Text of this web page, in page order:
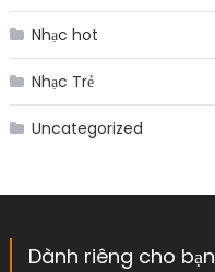
Nhạc hot
Nhạc Trẻ
Uncategorized
Dành riêng cho bạn